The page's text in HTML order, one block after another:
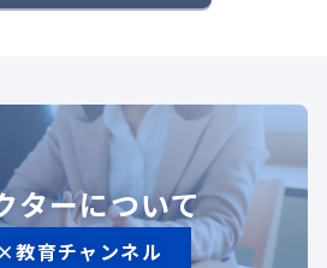
ターについて
教育チャンネル